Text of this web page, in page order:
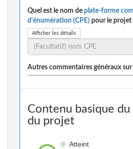
Quel est le nom de plate-forme
d'énumération (CPE) pour le projet
Afficher les détails
Autres commentaires généraux
Contenu basique
du projet
Atteint